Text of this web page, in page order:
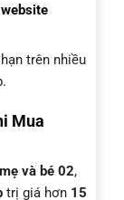
trên nhiều
Mua
và bé 02,
trị giá hơn 15